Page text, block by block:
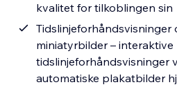
kvalitet for tilkoblingen sin
Tidslinjeforhåndsvisninger
miniatyrbilder – interaktive
tidslinjeforhåndsvisninger
automatiske plakatbilder